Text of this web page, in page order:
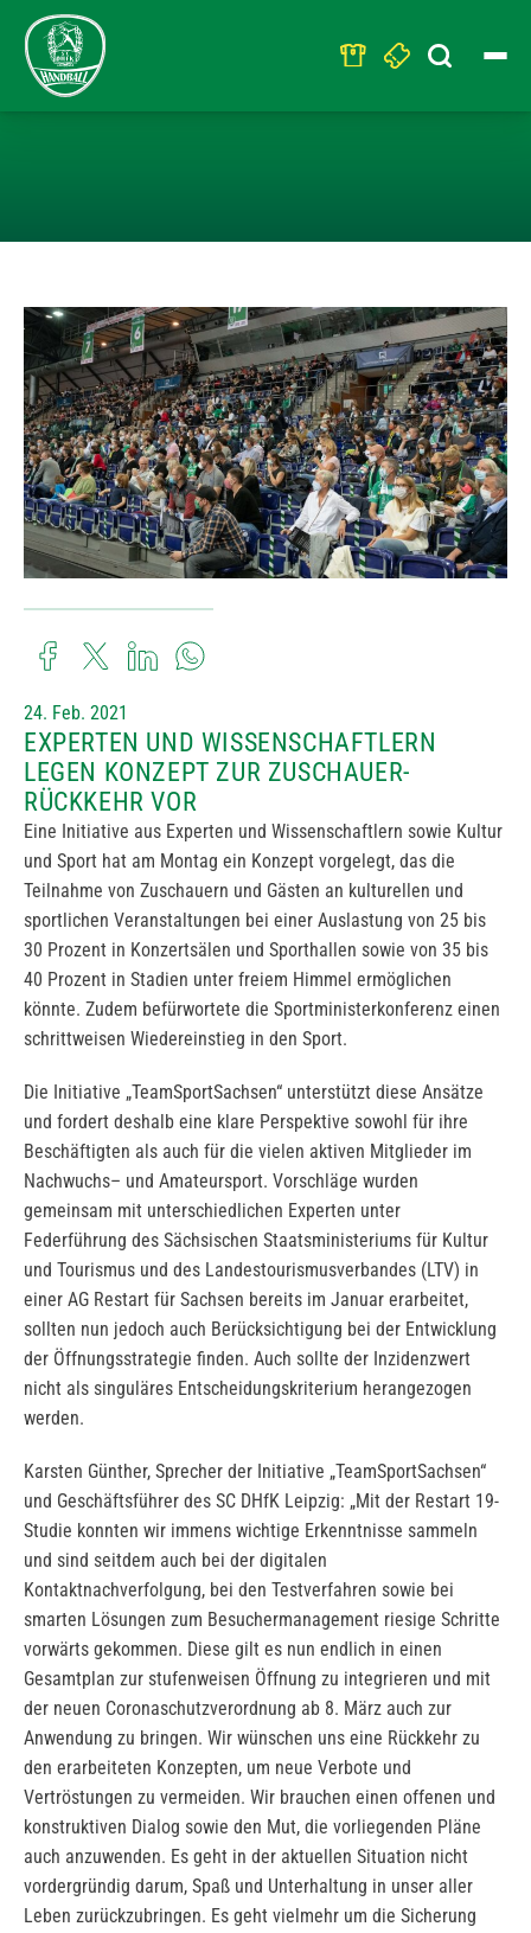
Search
for:
24. Feb. 2021
EXPERTEN UND WISSENSCHAFTLERN
LEGEN KONZEPT ZUR ZUSCHAUER-
RÜCKKEHR VOR
Eine Initiative aus Experten und Wissenschaftlern sowie Kultur
und Sport hat am Montag ein Konzept vorgelegt, das die
Teilnahme von Zuschauern und Gästen an kulturellen und
sportlichen Veranstaltungen bei einer Auslastung von 25 bis
30 Prozent in Konzertsälen und Sporthallen sowie von 35 bis
40 Prozent in Stadien unter freiem Himmel ermöglichen
könnte. Zudem befürwortete die Sportministerkonferenz einen
schrittweisen Wiedereinstieg in den Sport.
Die Initiative „TeamSportSachsen“ unterstützt diese Ansätze
und fordert deshalb eine klare Perspektive sowohl für ihre
Beschäftigten als auch für die vielen aktiven Mitglieder im
Nachwuchs– und Amateursport. Vorschläge wurden
gemeinsam mit unterschiedlichen Experten unter
Federführung des Sächsischen Staatsministeriums für Kultur
und Tourismus und des Landestourismusverbandes (LTV) in
einer AG Restart für Sachsen bereits im Januar erarbeitet,
sollten nun jedoch auch Berücksichtigung bei der Entwicklung
der Öffnungsstrategie finden. Auch sollte der Inzidenzwert
nicht als singuläres Entscheidungskriterium herangezogen
werden.
Karsten Günther, Sprecher der Initiative „TeamSportSachsen“
und Geschäftsführer des SC DHfK Leipzig: „Mit der Restart 19-
Studie konnten wir immens wichtige Erkenntnisse sammeln
und sind seitdem auch bei der digitalen
Kontaktnachverfolgung, bei den Testverfahren sowie bei
smarten Lösungen zum Besuchermanagement riesige Schritte
vorwärts gekommen. Diese gilt es nun endlich in einen
Gesamtplan zur stufenweisen Öffnung zu integrieren und mit
der neuen Coronaschutzverordnung ab 8. März auch zur
Anwendung zu bringen. Wir wünschen uns eine Rückkehr zu
den erarbeiteten Konzepten, um neue Verbote und
Vertröstungen zu vermeiden. Wir brauchen einen offenen und
konstruktiven Dialog sowie den Mut, die vorliegenden Pläne
auch anzuwenden. Es geht in der aktuellen Situation nicht
vordergründig darum, Spaß und Unterhaltung in unser aller
Leben zurückzubringen. Es geht vielmehr um die Sicherung